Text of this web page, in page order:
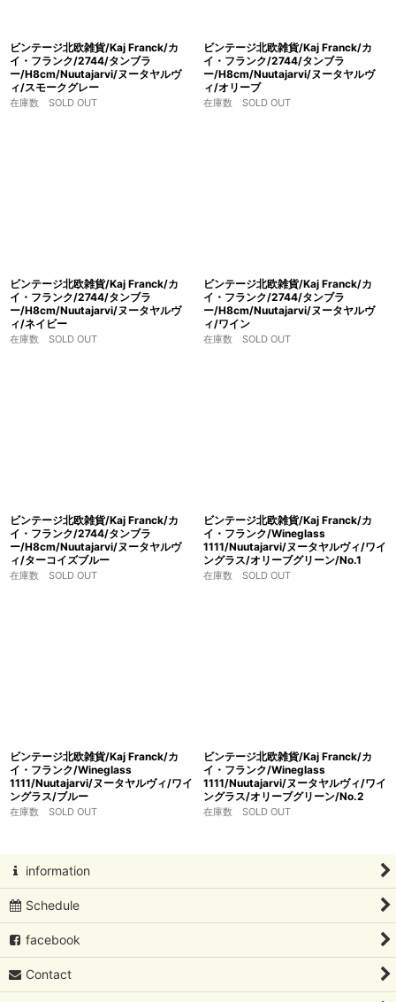
ビンテージ北欧雑貨/Kaj Franck/カ
イ・フランク/2744/タンブラ
ー/H8cm/Nuutajarvi/ヌータヤルヴ
ィ/スモークグレー
在庫数 SOLD OUT
ビンテージ北欧雑貨/Kaj Franck/カ
イ・フランク/2744/タンブラ
ー/H8cm/Nuutajarvi/ヌータヤルヴ
ィ/オリーブ
在庫数 SOLD OUT
ビンテージ北欧雑貨/Kaj Franck/カ
イ・フランク/2744/タンブラ
ー/H8cm/Nuutajarvi/ヌータヤルヴ
ィ/ネイビー
在庫数 SOLD OUT
ビンテージ北欧雑貨/Kaj Franck/カ
イ・フランク/2744/タンブラ
ー/H8cm/Nuutajarvi/ヌータヤルヴ
ィ/ワイン
在庫数 SOLD OUT
ビンテージ北欧雑貨/Kaj Franck/カ
イ・フランク/2744/タンブラ
ー/H8cm/Nuutajarvi/ヌータヤルヴ
ィ/ターコイズブルー
在庫数 SOLD OUT
ビンテージ北欧雑貨/Kaj Franck/カ
イ・フランク/Wineglass
1111/Nuutajarvi/ヌータヤルヴィ/ワイ
ングラス/オリーブグリーン/No.1
在庫数 SOLD OUT
ビンテージ北欧雑貨/Kaj Franck/カ
イ・フランク/Wineglass
1111/Nuutajarvi/ヌータヤルヴィ/ワイ
ングラス/ブルー
在庫数 SOLD OUT
ビンテージ北欧雑貨/Kaj Franck/カ
イ・フランク/Wineglass
1111/Nuutajarvi/ヌータヤルヴィ/ワイ
ングラス/オリーブグリーン/No.2
在庫数 SOLD OUT
information
Schedule
facebook
Contact